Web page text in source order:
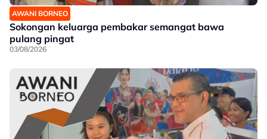
AWANI BORNEO
Sokongan keluarga pembakar semangat bawa
pulang pingat
03/08/2026